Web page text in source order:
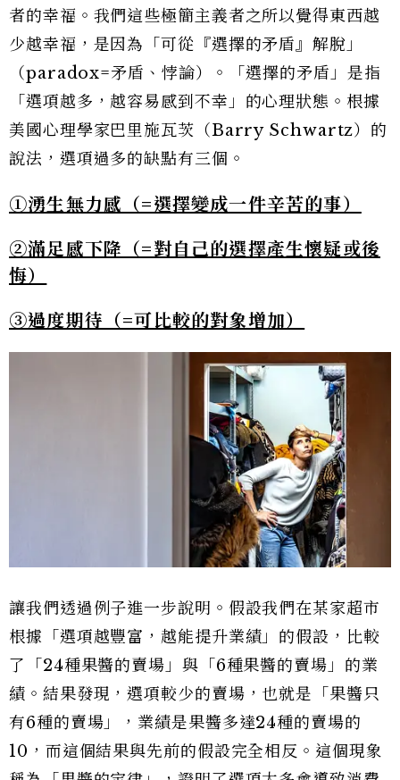
者的幸福。我們這些極簡主義者之所以覺得東西越
少越幸福，是因為「可從『選擇的矛盾』解脫」
（paradox=矛盾、悖論）。「選擇的矛盾」是指
「選項越多，越容易感到不幸」的心理狀態。根據
美國心理學家巴里施瓦茨（Barry Schwartz）的
說法，選項過多的缺點有三個。
①湧生無力感（=選擇變成一件辛苦的事）
②滿足感下降（=對自己的選擇產生懷疑或後
悔）
③過度期待（=可比較的對象增加）
讓我們透過例子進一步說明。假設我們在某家超市
根據「選項越豐富，越能提升業績」的假設，比較
了「24種果醬的賣場」與「6種果醬的賣場」的業
績。結果發現，選項較少的賣場，也就是「果醬只
有6種的賣場」，業績是果醬多達24種的賣場的
10，而這個結果與先前的假設完全相反。這個現象